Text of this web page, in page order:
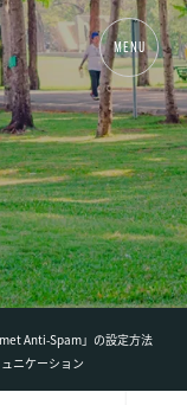
MENU
Anti-Spam」の設定方法
ニケーション